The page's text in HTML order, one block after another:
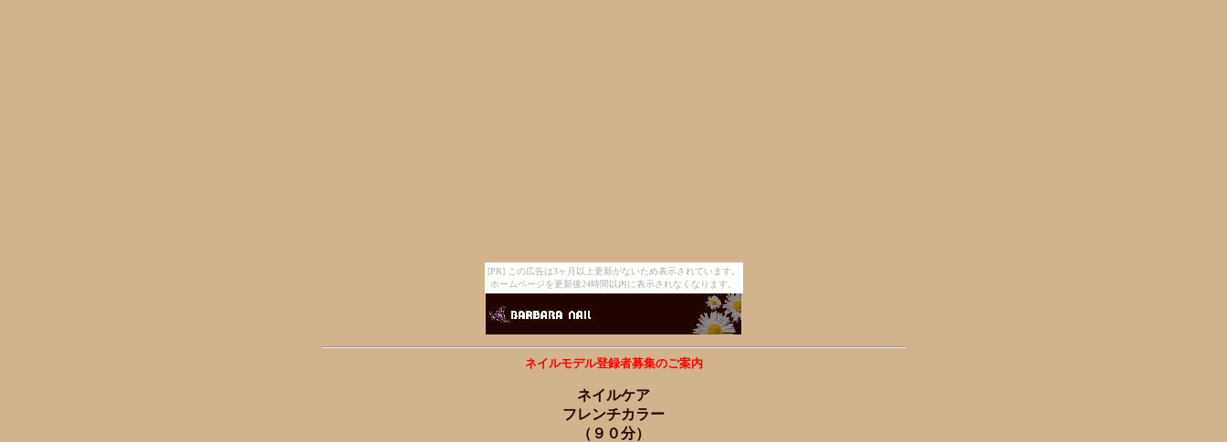
[PR] この広告は3ヶ月以上更新がないため表示されています。
ホームページを更新後24時間以内に表示されなくなります。
ネイルモデル登録者募集のご案内
ネイルケア
フレンチカラー
（９０分）